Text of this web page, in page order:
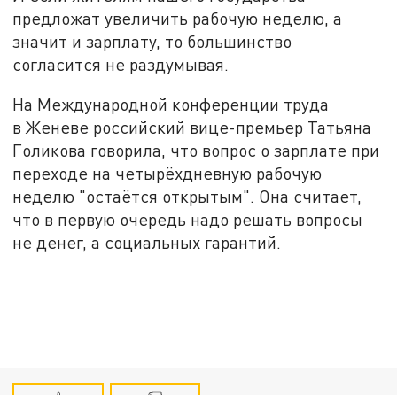
предложат увеличить рабочую неделю, а
значит и зарплату, то большинство
согласится не раздумывая.
На Международной конференции труда
в Женеве российский вице-премьер Татьяна
Голикова говорила, что вопрос о зарплате при
переходе на четырёхдневную рабочую
неделю "остаётся открытым". Она считает,
что в первую очередь надо решать вопросы
не денег, а социальных гарантий.